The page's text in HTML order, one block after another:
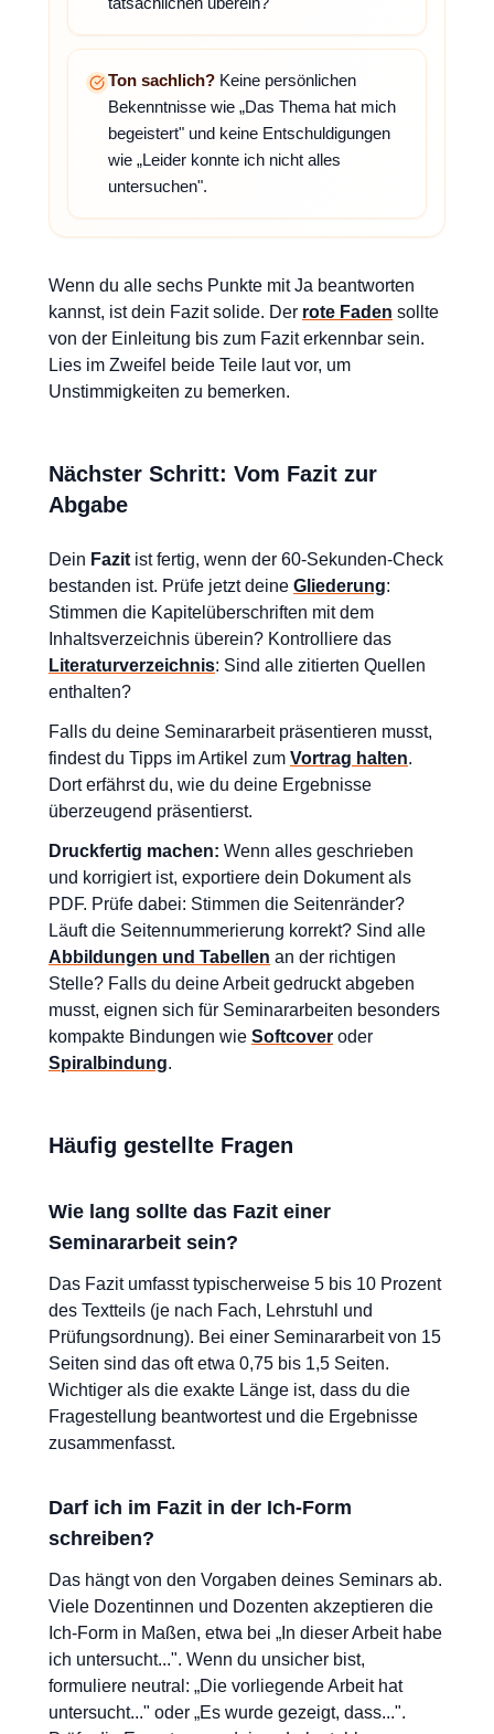
Ton sachlich? Keine persönlichen
Bekenntnisse wie „Das Thema hat mich
begeistert" und keine Entschuldigungen
wie „Leider konnte ich nicht alles
untersuchen".
Wenn du alle sechs Punkte mit Ja beantworten
kannst, ist dein Fazit solide. Der rote Faden sollte
von der Einleitung bis zum Fazit erkennbar sein.
Lies im Zweifel beide Teile laut vor, um
Unstimmigkeiten zu bemerken.
Nächster Schritt: Vom Fazit zur
Abgabe
Dein Fazit ist fertig, wenn der 60-Sekunden-Check
bestanden ist. Prüfe jetzt deine Gliederung:
Stimmen die Kapitelüberschriften mit dem
Inhaltsverzeichnis überein? Kontrolliere das
Literaturverzeichnis: Sind alle zitierten Quellen
enthalten?
Falls du deine Seminararbeit präsentieren musst,
findest du Tipps im Artikel zum Vortrag halten.
Dort erfährst du, wie du deine Ergebnisse
überzeugend präsentierst.
Druckfertig machen: Wenn alles geschrieben
und korrigiert ist, exportiere dein Dokument als
PDF. Prüfe dabei: Stimmen die Seitenränder?
Läuft die Seitennummerierung korrekt? Sind alle
Abbildungen und Tabellen an der richtigen
Stelle? Falls du deine Arbeit gedruckt abgeben
musst, eignen sich für Seminararbeiten besonders
kompakte Bindungen wie Softcover oder
Spiralbindung.
Häufig gestellte Fragen
Wie lang sollte das Fazit einer
Seminararbeit sein?
Das Fazit umfasst typischerweise 5 bis 10 Prozent
des Textteils (je nach Fach, Lehrstuhl und
Prüfungsordnung). Bei einer Seminararbeit von 15
Seiten sind das oft etwa 0,75 bis 1,5 Seiten.
Wichtiger als die exakte Länge ist, dass du die
Fragestellung beantwortest und die Ergebnisse
zusammenfasst.
Darf ich im Fazit in der Ich-Form
schreiben?
Das hängt von den Vorgaben deines Seminars ab.
Viele Dozentinnen und Dozenten akzeptieren die
Ich-Form in Maßen, etwa bei „In dieser Arbeit habe
ich untersucht...". Wenn du unsicher bist,
formuliere neutral: „Die vorliegende Arbeit hat
untersucht..." oder „Es wurde gezeigt, dass...".